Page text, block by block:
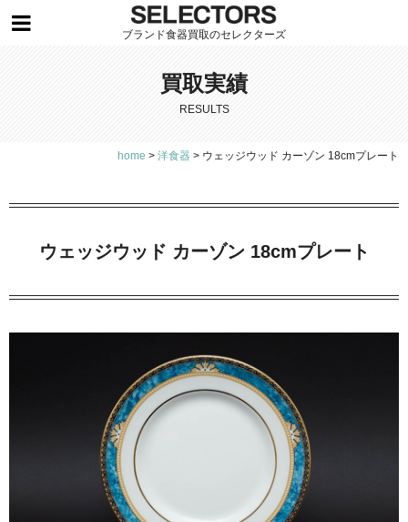
ブランド食器買取のセレクターズ
買取実績
RESULTS
home > 洋食器 > ウェッジウッド カーゾン 18cmプレート
ウェッジウッド カーゾン 18cmプレート